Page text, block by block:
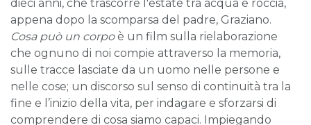
dieci anni, che trascorre l'estate tra acqua e roccia,
appena dopo la scomparsa del padre, Graziano.
Cosa può un corpoè un film sulla rielaborazione
che ognuno di noi compie attraverso la memoria,
sulle tracce lasciate da un uomo nelle persone e
nelle cose; un discorso sul senso di continuità tra la
fine e l’inizio della vita, per indagare e sforzarsi di
comprendere di cosa siamo capaci. Impiegando